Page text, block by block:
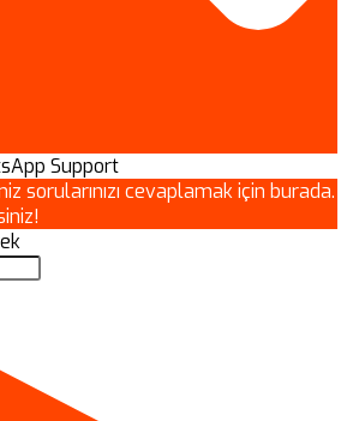
sorularınızı cevaplamak için burada.